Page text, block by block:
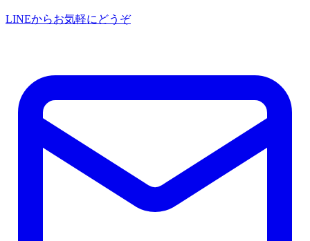
LINEからお気軽にどうぞ